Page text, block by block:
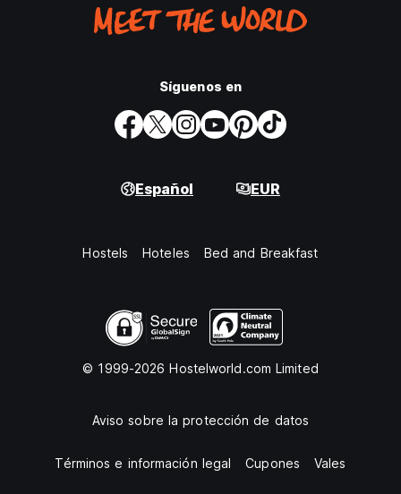
Síguenos en
Español EUR
Hostels Hoteles Bed and Breakfast
© 1999-2026 Hostelworld.com Limited
Aviso sobre la protección de datos
Términos e información legal Cupones Vales